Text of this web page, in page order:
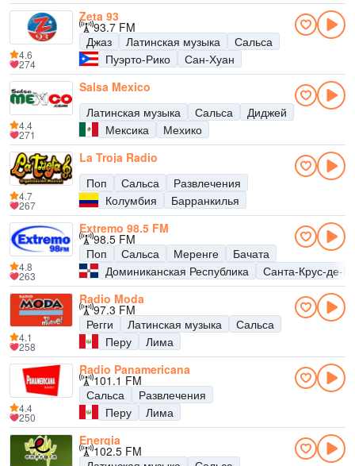
Zeta 93
93.7 FM
Джаз
Латинская музыка
Сальса
Пуэрто-Рико
Сан-Хуан
4.6
274
Salsa Mexico
Латинская музыка
Сальса
Диджей
Мексика
Мехико
4.4
271
La Troja Radio
Поп
Сальса
Развлечения
Колумбия
Барранкилья
4.7
267
Extremo 98.5 FM
98.5 FM
Поп
Сальса Меренге
Бачата
Доминиканская Республика
Санта-Крус-де-
4.8
263
Radio Moda
97.3 FM
Регги
Латинская музыка
Сальса
Перу
Лима
4.1
258
Radio Panamericana
101.1 FM
Сальса
Развлечения
Перу
Лима
4.4
250
Energia
102.5 FM